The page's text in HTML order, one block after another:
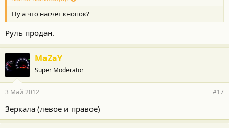
Ну а что насчет кнопок?
Руль продан.
MaZaY
Super Moderator
3 Май 2012 #17
Зеркала (левое и правое)